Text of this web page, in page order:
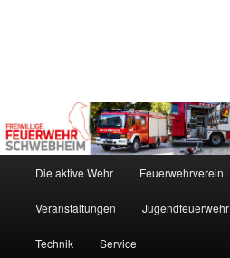
Die aktive Wehr Feuerwehrverein
Veranstaltungen Jugendfeuerwehr
Technik Service